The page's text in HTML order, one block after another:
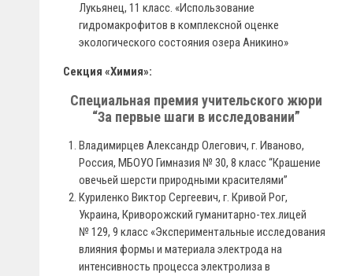
Лукьянец, 11 класс. «Использование
гидромакрофитов в комплексной оценке
экологического состояния озера Аникино»
Секция «Химия»:
Специальная премия учительского жюри
“За первые шаги в исследовании”
Владимирцев Александр Олегович, г. Иваново,
Россия, МБОУО Гимназия № 30, 8 класс “Крашение
овечьей шерсти природными красителями”
Куриленко Виктор Сергеевич, г. Кривой Рог,
Украина, Криворожский гуманитарно-тех.лицей
№ 129, 9 класс «Экспериментальные исследования
влияния формы и материала электрода на
интенсивность процесса электролиза в